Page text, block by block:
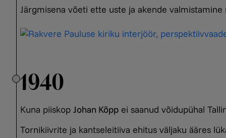
Järgmisena võeti ette uste ja akende
1940
Kuna piiskop Johan Kõpp ei saanud võidupühal
Tornikiivrite ja kantseleitiiva ehitus väljaku ääres